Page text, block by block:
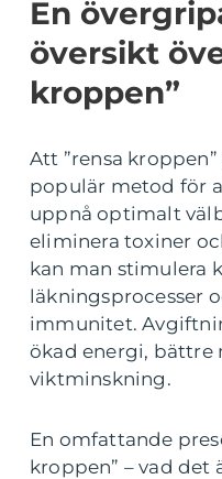
En
översikt
kroppen”
Att ”rensa
populär metod för
uppnå optimalt
eliminera toxiner
kan man stimulera
läkningsprocesser
immunitet.
ökad energi, bättre
viktminskning.
En omfattande
kroppen” – vad det